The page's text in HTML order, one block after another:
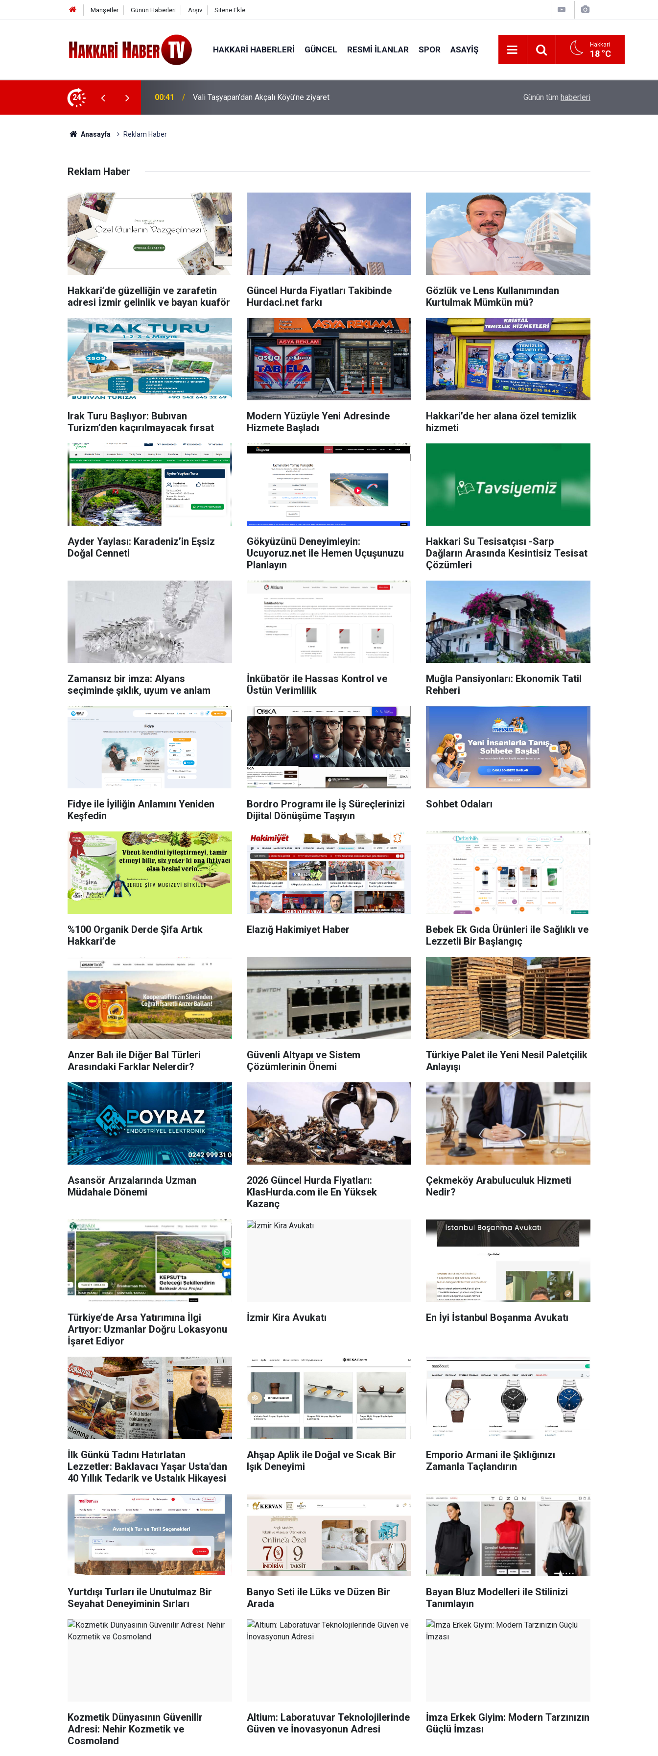
Manşetler Günün Haberleri Arşiv Sitene Ekle
HAKKARI HABERLERI GÜNCEL RESMI İLANLAR SPOR ASAYIŞ Hakkari
18 °C
24 00:37 Vali Taşyapan Akbulut Köyü’nü ziyaret etti Vali Taşyapan Kaymaklı Köyü’nü ziyaret etti
Günün tüm haberleri
Anasayfa Reklam Haber
Reklam Haber
Hakkari’de güzelliğin ve zarafetin
adresi İzmir gelinlik ve bayan kuaför
Güncel Hurda Fiyatları Takibinde
Hurdaci.net farkı
Gözlük ve Lens Kullanımından
Kurtulmak Mümkün mü?
Irak Turu Başlıyor: Bubıvan
Turizm’den kaçırılmayacak fırsat
Modern Yüzüyle Yeni Adresinde
Hizmete Başladı
Hakkari’de her alana özel temizlik
hizmeti
Ayder Yaylası: Karadeniz’in Eşsiz
Doğal Cenneti
Gökyüzünü Deneyimleyin:
Ucuyoruz.net ile Hemen Uçuşunuzu
Planlayın
Hakkari Su Tesisatçısı -Sarp
Dağların Arasında Kesintisiz Tesisat
Çözümleri
Zamansız bir imza: Alyans
seçiminde şıklık, uyum ve anlam
İnkübatör ile Hassas Kontrol ve
Üstün Verimlilik
Muğla Pansiyonları: Ekonomik Tatil
Rehberi
Fidye ile İyiliğin Anlamını Yeniden
Keşfedin
Bordro Programı ile İş Süreçlerinizi
Dijital Dönüşüme Taşıyın
Sohbet Odaları
%100 Organik Derde Şifa Artık
Hakkari’de
Elazığ Hakimiyet Haber
Bebek Ek Gıda Ürünleri ile Sağlıklı ve
Lezzetli Bir Başlangıç
Anzer Balı ile Diğer Bal Türleri
Arasındaki Farklar Nelerdir?
Güvenli Altyapı ve Sistem
Çözümlerinin Önemi
Türkiye Palet ile Yeni Nesil Paletçilik
Anlayışı
Asansör Arızalarında Uzman
Müdahale Dönemi
2026 Güncel Hurda Fiyatları:
KlasHurda.com ile En Yüksek
Kazanç
Çekmeköy Arabuluculuk Hizmeti
Nedir?
Türkiye’de Arsa Yatırımına İlgi
Artıyor: Uzmanlar Doğru Lokasyonu
İşaret Ediyor
İzmir Kira Avukatı En İyi İstanbul Boşanma Avukatı
İlk Günkü Tadını Hatırlatan
Lezzetler: Baklavacı Yaşar Usta'dan
40 Yıllık Tedarik ve Ustalık Hikayesi
Ahşap Aplik ile Doğal ve Sıcak Bir
Işık Deneyimi
Emporio Armani ile Şıklığınızı
Zamanla Taçlandırın
Yurtdışı Turları ile Unutulmaz Bir
Seyahat Deneyiminin Sırları
Banyo Seti ile Lüks ve Düzen Bir
Arada
Bayan Bluz Modelleri ile Stilinizi
Tanımlayın
Kozmetik Dünyasının Güvenilir
Adresi: Nehir Kozmetik ve
Cosmoland
Altium: Laboratuvar Teknolojilerinde
Güven ve İnovasyonun Adresi
İmza Erkek Giyim: Modern Tarzınızın
Güçlü İmzası